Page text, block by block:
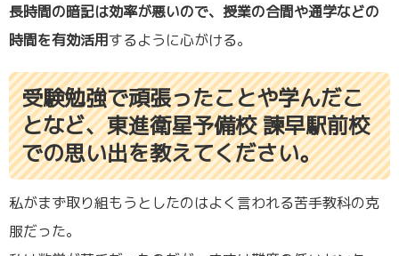
長時間の暗記は効率が悪いので、授業の合間や通学などの
時間を有効活用するように心がける。
受験勉強で頑張ったことや学んだこ
となど、東進衛星予備校 諫早駅前校
での思い出を教えてください。
私がまず取り組もうとしたのはよく言われる苦手教科の克
服だった。